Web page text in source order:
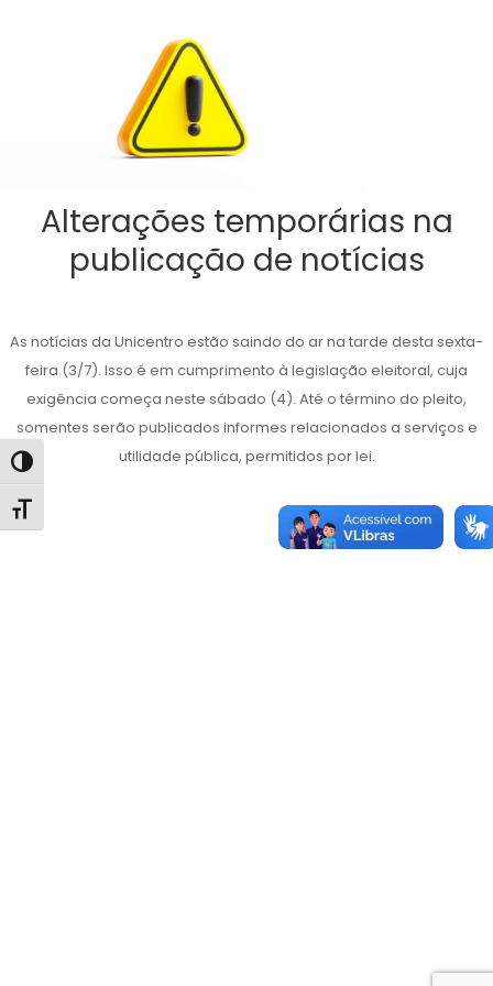
Alternar alto contraste
Alternar tamanho da fonte
Alterações temporárias na
publicação de notícias
As notícias da Unicentro estão saindo do ar na tarde desta sexta-
feira (3/7). Isso é em cumprimento à legislação eleitoral, cuja
exigência começa neste sábado (4). Até o término do pleito,
somentes serão publicados informes relacionados a serviços e
utilidade pública, permitidos por lei.